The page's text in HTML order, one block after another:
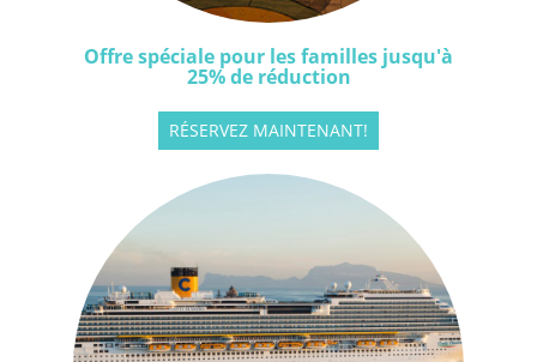
Offre spéciale pour les familles jusqu'à
25% de réduction
RÉSERVEZ MAINTENANT!